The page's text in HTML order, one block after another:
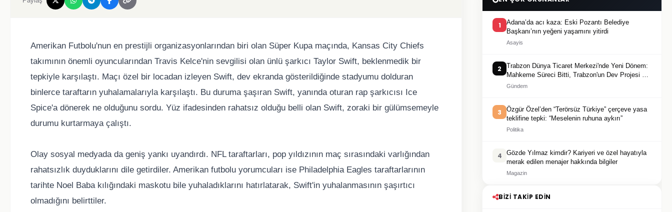
Amerikan Futbolu'nun en prestijli organizasyonlarından biri olan Süper Kupa maçında, Kansas City Chiefs
takımının önemli oyuncularından Travis Kelce'nin sevgilisi olan ünlü şarkıcı Taylor Swift, beklenmedik bir
tepkiyle karşılaştı. Maçı özel bir locadan izleyen Swift, dev ekranda gösterildiğinde stadyumu dolduran
binlerce taraftarın yuhalamalarıyla karşılaştı. Bu duruma şaşıran Swift, yanında oturan rap şarkıcısı Ice
Spice'a dönerek ne olduğunu sordu. Yüz ifadesinden rahatsız olduğu belli olan Swift, zoraki bir gülümsemeyle
durumu kurtarmaya çalıştı.
Olay sosyal medyada da geniş yankı uyandırdı. NFL taraftarları, pop yıldızının maç sırasındaki varlığından
rahatsızlık duyduklarını dile getirdiler. Amerikan futbolu yorumcuları ise Philadelphia Eagles taraftarlarının
tarihte Noel Baba kılığındaki maskotu bile yuhaladıklarını hatırlatarak, Swift'in yuhalanmasının şaşırtıcı
olmadığını belirttiler.
1
Adana’da acı kaza: Eski Pozantı Belediye
Başkanı’nın yeğeni yaşamını yitirdi
Asayis
2
Trabzon Dünya Ticaret Merkezi'nde Yeni Dönem:
Mahkeme Süreci Bitti, Trabzon'un Dev Projesi Ne
Zaman Tamamlanacak?
Gündem
3
Özgür Özel’den “Terörsüz Türkiye” çerçeve yasa
teklifine tepki: “Meselenin ruhuna aykırı”
Politika
4
Gözde Yılmaz kimdir? Kariyeri ve özel hayatıyla
merak edilen menajer hakkında bilgiler
Magazin
BIZI TAKIP EDIN